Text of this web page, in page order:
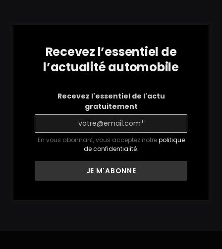
Recevez l’essentiel de
l’actualité automobile
Recevez l'essentiel de l'actu
gratuitement
En vous abonnant, vous acceptez notrepolitique
de confidentialité.